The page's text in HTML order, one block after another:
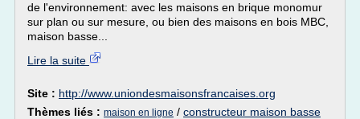
de l'environnement: avec les maisons en brique monomur
sur plan ou sur mesure, ou bien des maisons en bois MBC,
maison basse...
Lire la suite
Site : http://www.uniondesmaisonsfrancaises.org
Thèmes liés : maison en ligne / constructeur maison basse